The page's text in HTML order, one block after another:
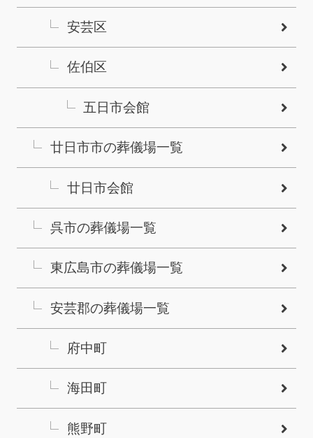
安芸区
佐伯区
五日市会館
廿日市市の葬儀場一覧
廿日市会館
呉市の葬儀場一覧
東広島市の葬儀場一覧
安芸郡の葬儀場一覧
府中町
海田町
熊野町